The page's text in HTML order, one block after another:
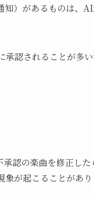
）があるものは、
認されることが多い
認の楽曲を修正し
が起こることがあり